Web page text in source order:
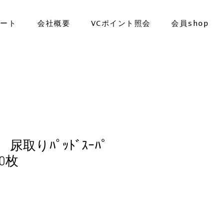
ト 会社概要 VCポイント照会 会員shop
取りﾊﾟｯﾄﾞｽｰﾊﾟ
枚